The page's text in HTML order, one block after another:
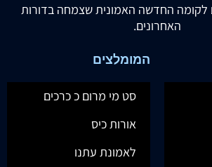
לקומה החדשה האמונית שצמחה בדורות
האחרונים.
המומלצים
סט מי מרום כ כרכים
אורות כיס
לאמונת עתנו